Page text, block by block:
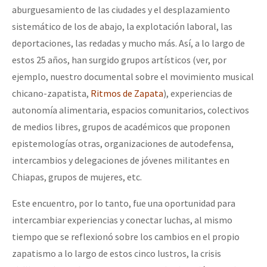
aburguesamiento de las ciudades y el desplazamiento
sistemático de los de abajo, la explotación laboral, las
deportaciones, las redadas y mucho más. Así, a lo largo de
estos 25 años, han surgido grupos artísticos (ver, por
ejemplo, nuestro documental sobre el movimiento musical
chicano-zapatista, Ritmos de Zapata), experiencias de
autonomía alimentaria, espacios comunitarios, colectivos
de medios libres, grupos de académicos que proponen
epistemologías otras, organizaciones de autodefensa,
intercambios y delegaciones de jóvenes militantes en
Chiapas, grupos de mujeres, etc.
Este encuentro, por lo tanto, fue una oportunidad para
intercambiar experiencias y conectar luchas, al mismo
tiempo que se reflexionó sobre los cambios en el propio
zapatismo a lo largo de estos cinco lustros, la crisis